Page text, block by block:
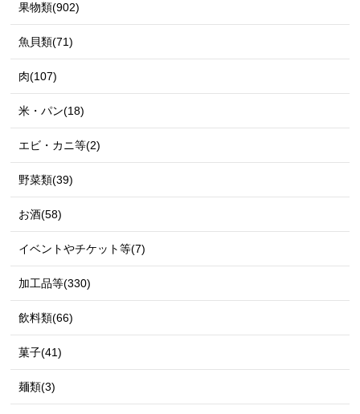
果物類(902)
魚貝類(71)
肉(107)
米・パン(18)
エビ・カニ等(2)
野菜類(39)
お酒(58)
イベントやチケット等(7)
加工品等(330)
飲料類(66)
菓子(41)
麺類(3)